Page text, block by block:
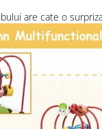
are cate o